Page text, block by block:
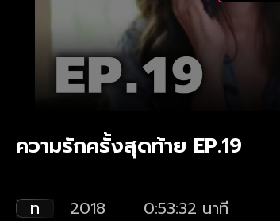
ความรักครั้งสุดท้าย EP.19
ท 2018 0:53:32 นาที